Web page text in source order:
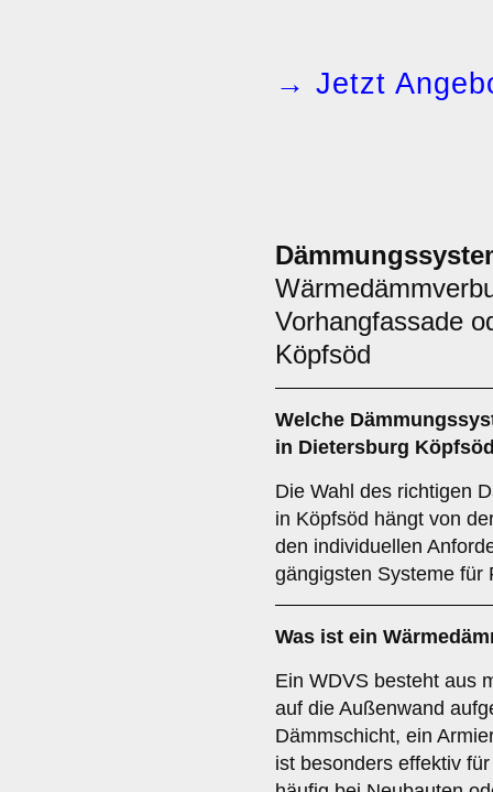
→ Jetzt
Vorhangfassade
Köpfsöd
Welche
in Dietersburg
Die Wahl des richtigen
in Köpfsöd hängt von
den individuellen
gängigsten Systeme für
Was ist ein
Ein WDVS besteht aus
auf die Außenwand
Dämmschicht, ein
ist besonders effektiv